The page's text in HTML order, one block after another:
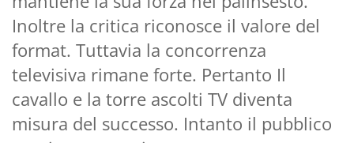
Inoltre la critica riconosce il valore del
format. Tuttavia la concorrenza
televisiva rimane forte. Pertanto Il
cavallo e la torre ascolti TV diventa
misura del successo. Intanto il pubblico